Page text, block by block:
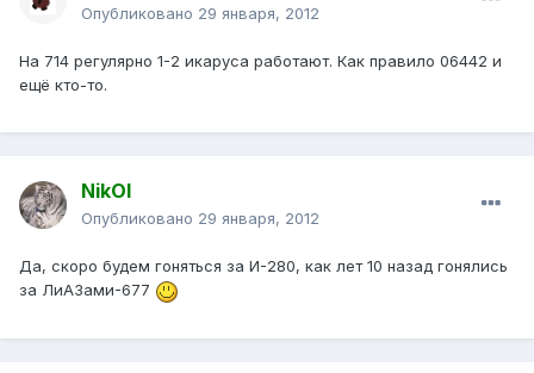
Опубликовано 29 января, 2012
На 714 регулярно 1-2 икаруса работают. Как правило 06442 и
ещё кто-то.
NikOl
Опубликовано 29 января, 2012
Да, скоро будем гоняться за И-280, как лет 10 назад гонялись
за ЛиАЗами-677